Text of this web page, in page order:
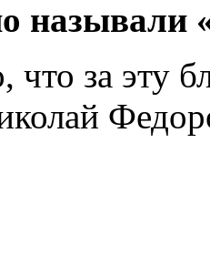
называли
что за эту